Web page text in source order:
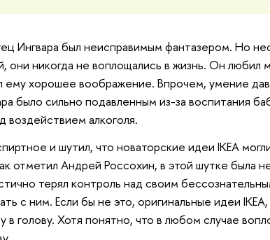
Ингвара был неисправимым фантазером. Но
они никогда не воплощались в жизнь. Он любил
ему хорошее воображение. Впрочем, умение
было сильно подавленным из-за воспитания
воздействием алкоголя.
и шутил, что новаторские идеи IKEA
отметил Андрей Россохин, в этой шутке была
терял контроль над своим
с ним. Если бы не это, оригинальные идеи
в голову. Хотя понятно, что в любом случае